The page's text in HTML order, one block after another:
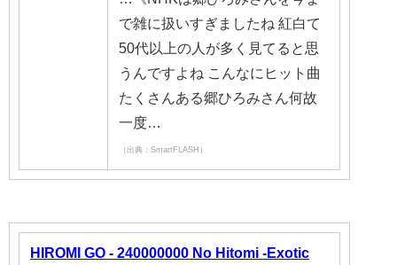
で雑に扱いすぎましたね 紅白て
50代以上の人が多く見てると思
うんですよね こんなにヒット曲
たくさんある郷ひろみさん何故
一度…
（出典：SmartFLASH）
HIROMI GO - 240000000 No Hitomi -Exotic